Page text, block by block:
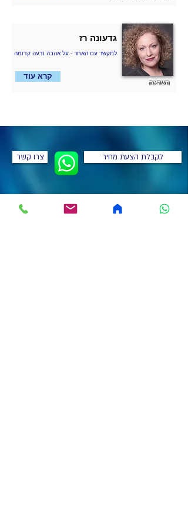
קרא עוד
השראה
גדעונה רז
לתקשר עם האחר - על אהבה ודעה קדומה
צרו קשר לקבלת הצעת מחיר